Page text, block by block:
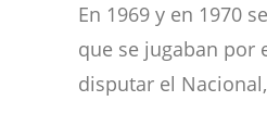
En 1969 y en 1970
que se jugaban por
disputar el